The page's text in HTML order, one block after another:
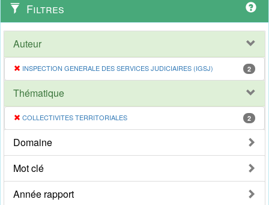
Filtres
Auteur
INSPECTION GENERALE DES SERVICES JUDICIAIRES (IGSJ) 2
Thématique
COLLECTIVITES TERRITORIALES 2
Domaine
Mot clé
Année rapport